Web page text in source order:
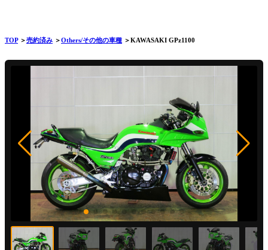
TOP＞売約済み ＞Others/その他の車種 ＞KAWASAKI GPz1100